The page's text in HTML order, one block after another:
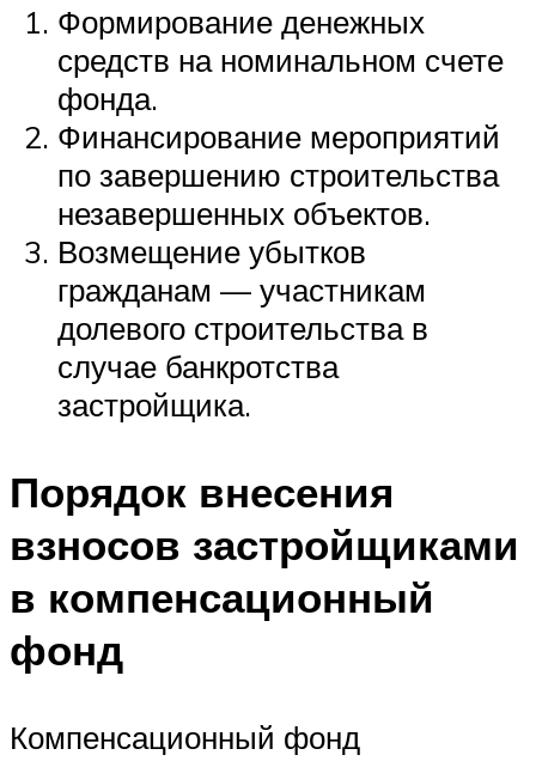
Формирование денежных
средств на номинальном счете
фонда.
Финансирование мероприятий
по завершению строительства
незавершенных объектов.
Возмещение убытков
гражданам — участникам
долевого строительства в
случае банкротства
застройщика.
Порядок внесения
взносов застройщиками
в компенсационный
фонд
Компенсационный фонд